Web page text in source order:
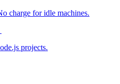
charge for idle machines.
projects.